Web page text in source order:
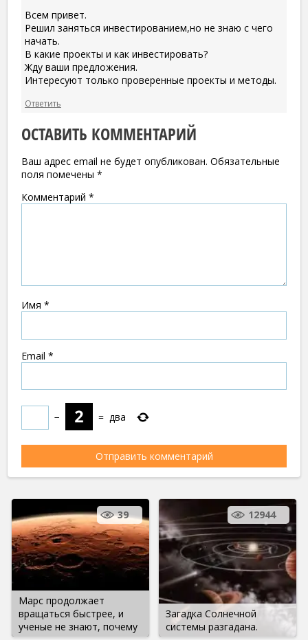
Всем привет.
Решил заняться инвестированием,но не знаю с чего
начать.
В какие проекты и как инвестировать?
Жду ваши предложения.
Интересуют только проверенные проекты и методы.
Ответить
ОСТАВИТЬ КОММЕНТАРИЙ
Ваш адрес email не будет опубликован. Обязательные
поля помечены *
Комментарий *
Имя *
Email *
− = два
Марс продолжает
вращаться быстрее, и
ученые не знают, почему
39
Загадка Солнечной
системы разгадана.
12944